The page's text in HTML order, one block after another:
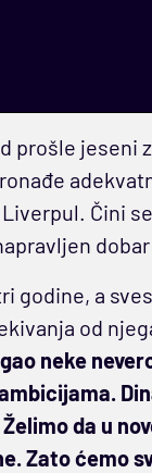
prošle jeseni
Čini
godine, a
od
neke
da u
Zato ćemo